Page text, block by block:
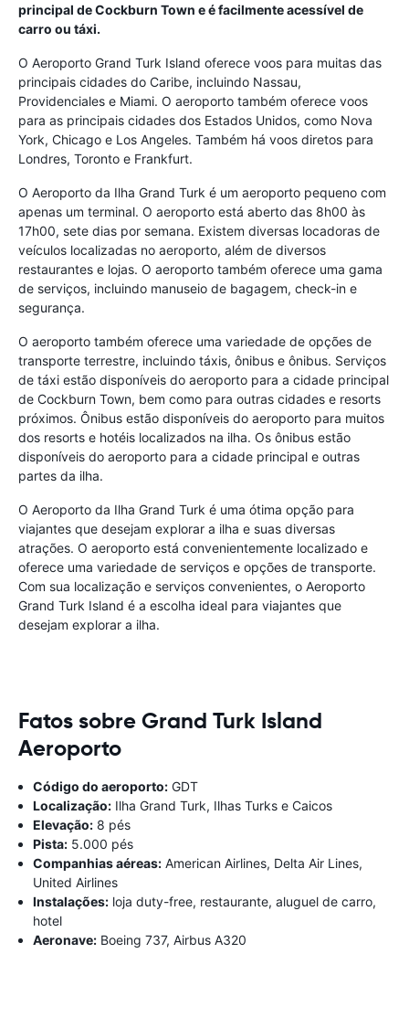
principal de Cockburn Town e é facilmente acessível de
carro ou táxi.
O Aeroporto Grand Turk Island oferece voos para muitas das
principais cidades do Caribe, incluindo Nassau,
Providenciales e Miami. O aeroporto também oferece voos
para as principais cidades dos Estados Unidos, como Nova
York, Chicago e Los Angeles. Também há voos diretos para
Londres, Toronto e Frankfurt.
O Aeroporto da Ilha Grand Turk é um aeroporto pequeno com
apenas um terminal. O aeroporto está aberto das 8h00 às
17h00, sete dias por semana. Existem diversas locadoras de
veículos localizadas no aeroporto, além de diversos
restaurantes e lojas. O aeroporto também oferece uma gama
de serviços, incluindo manuseio de bagagem, check-in e
segurança.
O aeroporto também oferece uma variedade de opções de
transporte terrestre, incluindo táxis, ônibus e ônibus. Serviços
de táxi estão disponíveis do aeroporto para a cidade principal
de Cockburn Town, bem como para outras cidades e resorts
próximos. Ônibus estão disponíveis do aeroporto para muitos
dos resorts e hotéis localizados na ilha. Os ônibus estão
disponíveis do aeroporto para a cidade principal e outras
partes da ilha.
O Aeroporto da Ilha Grand Turk é uma ótima opção para
viajantes que desejam explorar a ilha e suas diversas
atrações. O aeroporto está convenientemente localizado e
oferece uma variedade de serviços e opções de transporte.
Com sua localização e serviços convenientes, o Aeroporto
Grand Turk Island é a escolha ideal para viajantes que
desejam explorar a ilha.
Fatos sobre Grand Turk Island
Aeroporto
Código do aeroporto: GDT
Localização: Ilha Grand Turk, Ilhas Turks e Caicos
Elevação: 8 pés
Pista: 5.000 pés
Companhias aéreas: American Airlines, Delta Air Lines,
United Airlines
Instalações: loja duty-free, restaurante, aluguel de carro,
hotel
Aeronave: Boeing 737, Airbus A320